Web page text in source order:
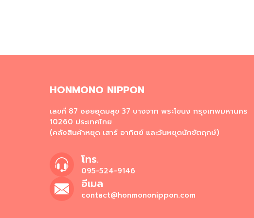
HONMONO NIPPON
เลขที่ 87 ซอยอุดมสุข 37 บางจาก พระโขนง กรุงเทพมหานคร
10260 ประเทศไทย
(คลังสินค้าหยุด เสาร์ อาทิตย์ และวันหยุดนักขัตฤกษ์)
โทร.
095-524-9146
อีเมล
contact@honmononippon.com